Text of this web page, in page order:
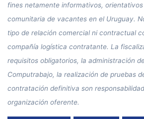
fines netamente informativos,
comunitaria de vacantes en el Uruguay.
tipo de relación comercial ni contractual
compañía logística contratante. La
requisitos obligatorios, la administración
Computrabajo, la realización de pruebas
contratación definitiva son
organización oferente.